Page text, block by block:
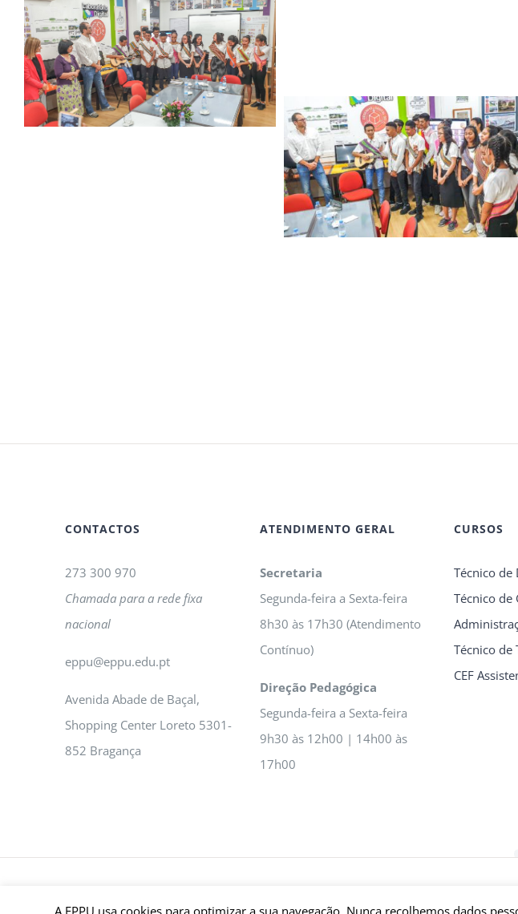
CONTACTOS
273 300 970
Chamada para a rede fixa
nacional
eppu@eppu.edu.pt
Avenida Abade de Baçal,
Shopping Center Loreto 5301-
852 Bragança
ATENDIMENTO GERAL
Secretaria
Segunda-feira a Sexta-feira
8h30 às 17h30 (Atendimento
Contínuo)
Direção Pedagógica
Segunda-feira a Sexta-feira
9h30 às 12h00 | 14h00 às
17h00
CURSOS
Técnico de
Técnico de
Técnico de
CEF
A EPPU usa cookies para optimizar a sua navegação. Nunca recolhemos dados